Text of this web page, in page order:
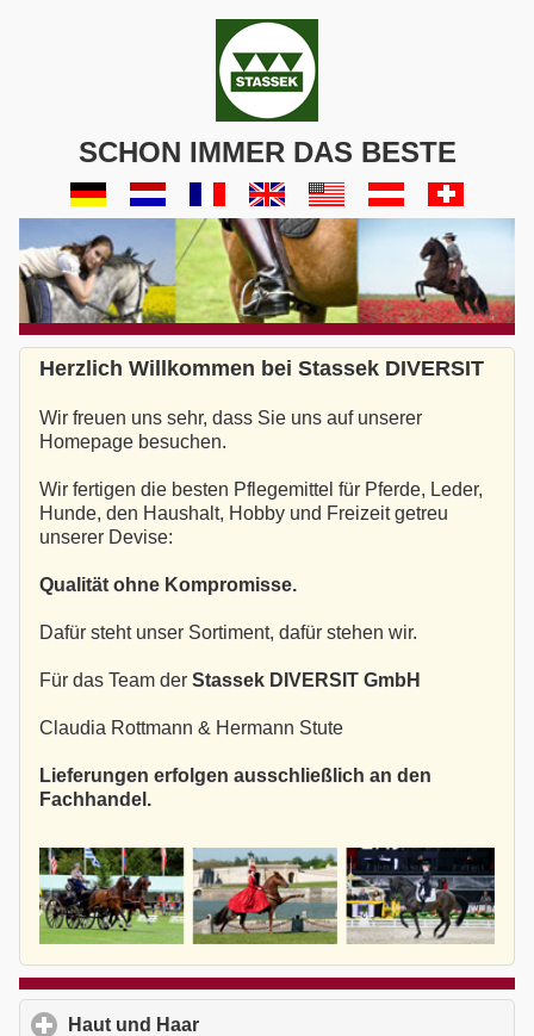
SCHON IMMER DAS BESTE
Herzlich Willkommen bei Stassek DIVERSIT
Wir freuen uns sehr, dass Sie uns auf unserer
Homepage besuchen.
Wir fertigen die besten Pflegemittel für Pferde, Leder,
Hunde, den Haushalt, Hobby und Freizeit getreu
unserer Devise:
Qualität ohne Kompromisse.
Dafür steht unser Sortiment, dafür stehen wir.
Für das Team der Stassek DIVERSIT GmbH
Claudia Rottmann & Hermann Stute
Lieferungen erfolgen ausschließlich an den
Fachhandel.
Haut und Haar